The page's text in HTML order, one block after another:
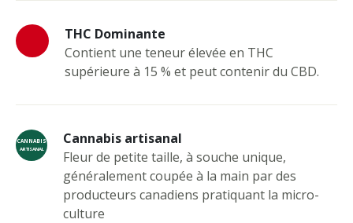
THC Dominante
Contient une teneur élevée en THC
supérieure à 15 % et peut contenir du CBD.
CANNABIS
ARTISANAL
Cannabis artisanal
Fleur de petite taille, à souche unique,
généralement coupée à la main par des
producteurs canadiens pratiquant la micro-
culture